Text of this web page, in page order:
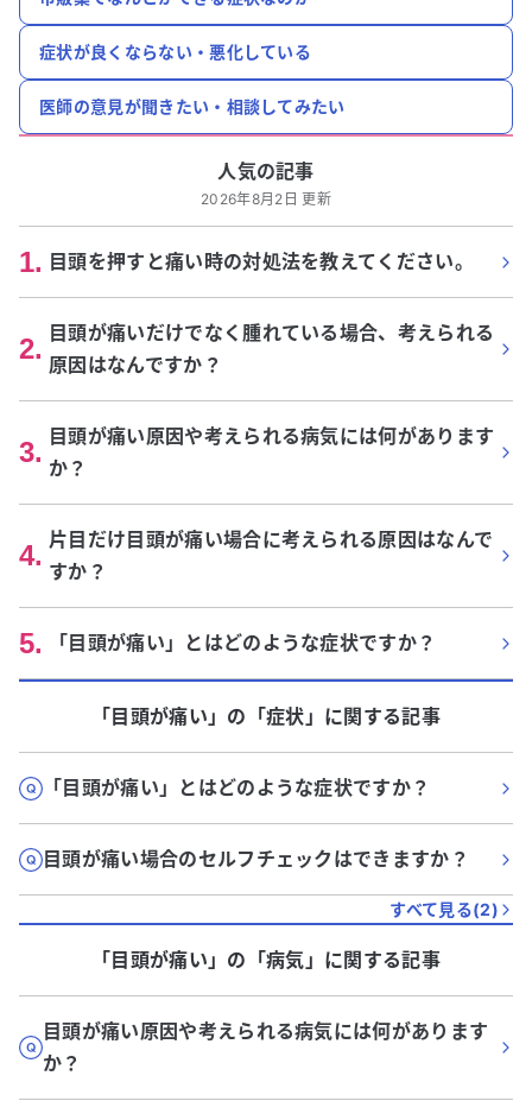
症状が良くならない・悪化している
医師の意見が聞きたい・相談してみたい
人気の記事
2026年8月2日 更新
1. 目頭を押すと痛い時の対処法を教えてください。
2. 目頭が痛いだけでなく腫れている場合、考えられる
原因はなんですか？
3. 目頭が痛い原因や考えられる病気には何があります
か？
4. 片目だけ目頭が痛い場合に考えられる原因はなんで
すか？
5. 「目頭が痛い」とはどのような症状ですか？
「目頭が痛い」 の「症状 」に関する記事
「目頭が痛い」とはどのような症状ですか？
目頭が痛い場合のセルフチェックはできますか？
すべて見る(2)
「目頭が痛い」 の「病気 」に関する記事
目頭が痛い原因や考えられる病気には何があります
か？